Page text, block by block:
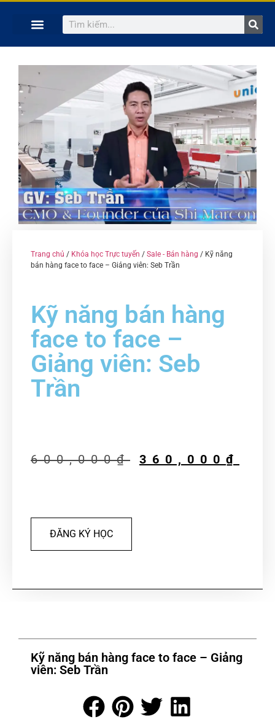
Trang chủ / Khóa học Trực tuyến / Sale - Bán hàng / Kỹ năng
bán hàng face to face – Giảng viên: Seb Trần
Kỹ năng bán hàng
face to face –
Giảng viên: Seb
Trần
600,000₫ 360,000 ₫
ĐĂNG KÝ HỌC
Kỹ năng bán hàng face to face – Giảng
viên: Seb Trần